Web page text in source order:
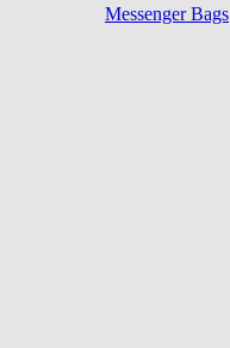
Messenger Bags